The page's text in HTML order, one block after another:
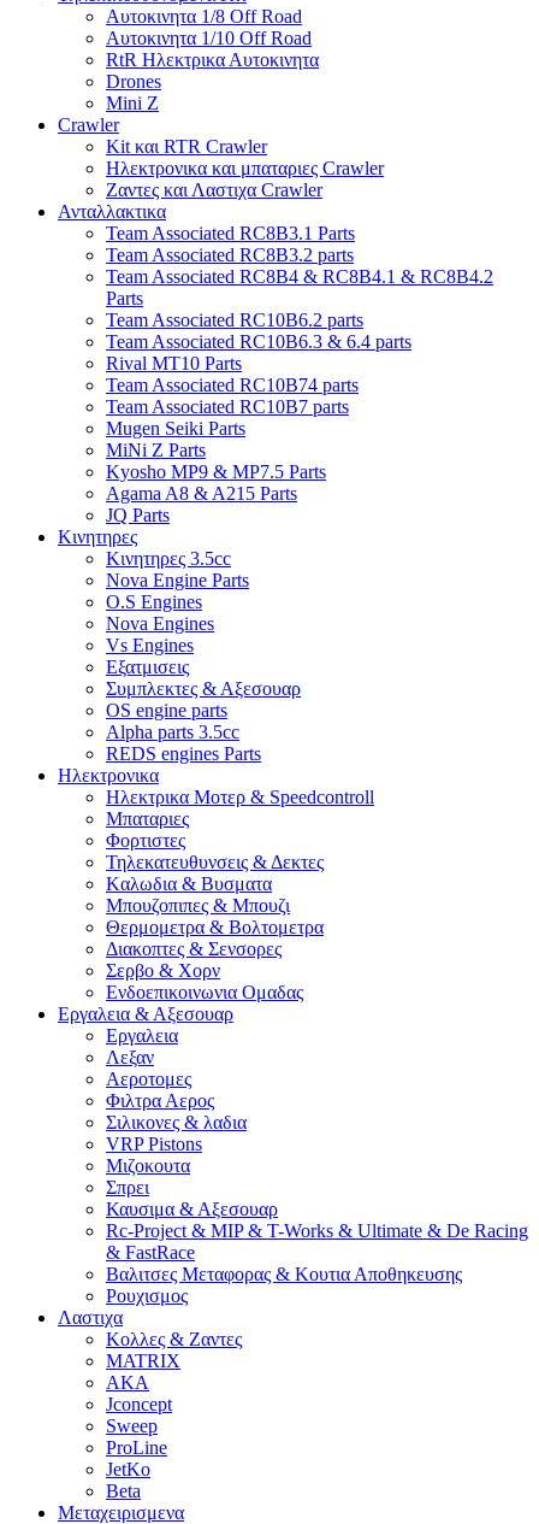
Αυτοκινητα 1/8 Off Road
Αυτοκινητα 1/10 Off Road
RtR Ηλεκτρικα Αυτοκινητα
Drones
Mini Z
Crawler
Kit και RTR Crawler
Ηλεκτρονικα και μπαταριες Crawler
Ζαντες και Λαστιχα Crawler
Ανταλλακτικα
Team Associated RC8B3.1 Parts
Team Associated RC8B3.2 parts
Team Associated RC8B4 & RC8B4.1 & RC8B4.2
Parts
Team Associated RC10B6.2 parts
Team Associated RC10B6.3 & 6.4 parts
Rival MT10 Parts
Team Associated RC10B74 parts
Team Associated RC10B7 parts
Mugen Seiki Parts
MiNi Z Parts
Kyosho MP9 & MP7.5 Parts
Agama A8 & A215 Parts
JQ Parts
Κινητηρες
Κινητηρες 3.5cc
Nova Engine Parts
O.S Engines
Nova Engines
Vs Engines
Εξατμισεις
Συμπλεκτες & Αξεσουαρ
OS engine parts
Alpha parts 3.5cc
REDS engines Parts
Ηλεκτρονικα
Ηλεκτρικα Μοτερ & Speedcontroll
Μπαταριες
Φορτιστες
Τηλεκατευθυνσεις & Δεκτες
Kαλωδια & Βυσματα
Μπουζοπιπες & Μπουζι
Θερμομετρα & Βολτομετρα
Διακοπτες & Σενσορες
Σερβο & Χορν
Ενδοεπικοινωνια Ομαδας
Εργαλεια & Αξεσουαρ
Εργαλεια
Λεξαν
Αεροτομες
Φιλτρα Αερος
Σιλικονες & λαδια
VRP Pistons
Μιζοκουτα
Σπρει
Καυσιμα & Αξεσουαρ
Rc-Project & MIP & T-Works & Ultimate & De Racing
& FastRace
Βαλιτσες Μεταφορας & Κουτια Αποθηκευσης
Ρουχισμος
Λαστιχα
Κολλες & Ζαντες
MATRIX
AKA
Jconcept
Sweep
ProLine
JetKo
Beta
Μεταχειρισμενα